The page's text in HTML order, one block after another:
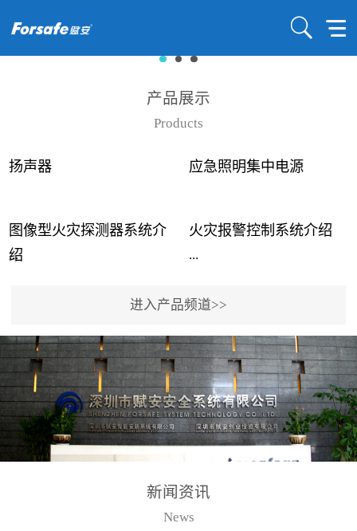
产品展示
Products
扬声器 应急照明集中电源
图像型火灾探测器系统介
绍
...
事故频发，传统的火灾探
测方法已无法满足要求。
尤其是目前众多的大型影
剧院、会议展览中心、体
育馆、大型仓库和隧道空
间等，其建筑结构特殊、
火灾隐患多。一旦发生火
火灾报警控制系统介绍
...
用了具有仲裁机制和冗余
校验的总线传输技术、线
路状态检测与保护技术、
后向光电感烟探测技术、
高可靠的系统抗干扰技术
等多项专利技术和专有技
警领域三十多年技术积累
和工程实践的结晶。
进入产品频道>>
新闻资讯
News